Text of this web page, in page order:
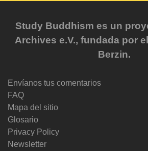
Study Buddhism es un
Archives e.V., fundada por
Berzin.
Envíanos tus comentarios
FAQ
Mapa del sitio
Glosario
Privacy Policy
Newsletter